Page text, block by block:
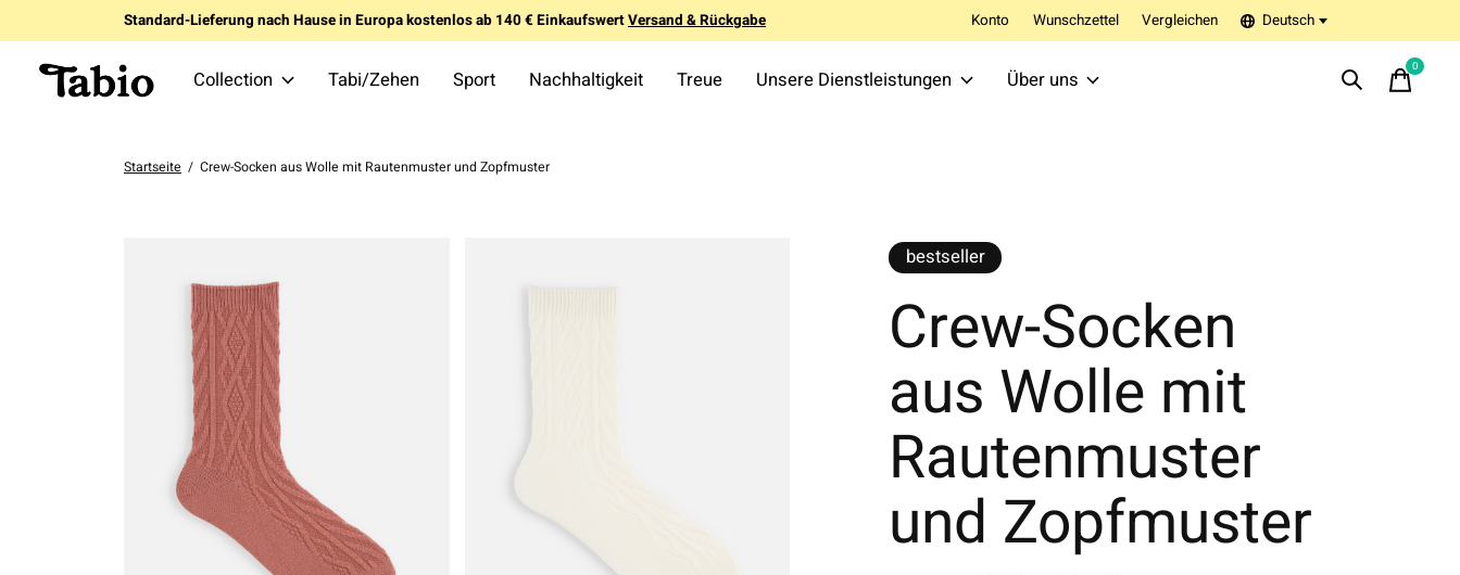
Standard-Lieferung nach Hause in Europa kostenlos ab 140 € EinkaufswertVersand & Rückgabe Konto Wunschzettel Vergleichen Deutsch
Collection Tabi/Zehen Sport Nachhaltigkeit Treue Unsere Dienstleistungen Über uns
0items
Startseite / Crew-Socken aus Wolle mit Rautenmuster und Zopfmuster
bestseller
Crew-Socken
aus Wolle mit
Rautenmuster
und Zopfmuster